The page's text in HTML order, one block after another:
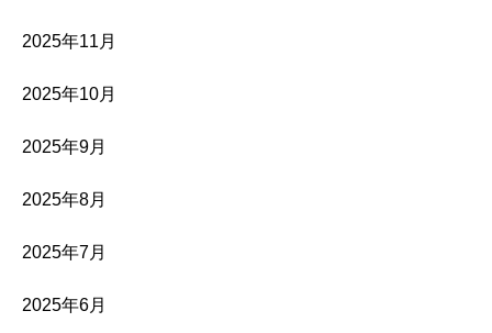
2025年11月
2025年10月
2025年9月
2025年8月
2025年7月
2025年6月